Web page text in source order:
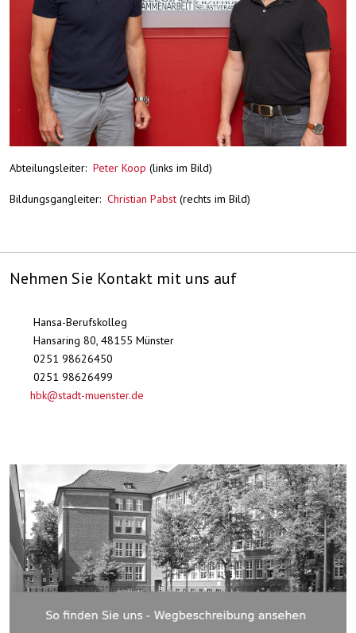
Abteilungsleiter: Peter Koop (links im Bild)
Bildungsgangleiter: Christian Pabst (rechts im Bild)
Nehmen Sie Kontakt mit uns auf
Hansa-Berufskolleg
Hansaring 80, 48155 Münster
0251 98626450
0251 98626499
hbk@stadt-muenster.de